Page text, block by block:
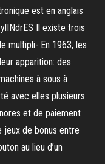
est en anglais
Il existe trois
multipli- En 1963, les
apparition: des
à sous à
avec elles plusieurs
et de paiement
jeux de bonus entre
au lieu d’un